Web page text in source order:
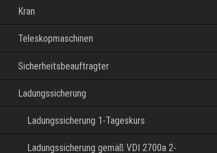
Kran
Teleskopmaschinen
Sicherheitsbeauftragter
Ladungssicherung
Ladungssicherung 1-Tageskurs
Ladungssicherung gemäß VDI 2700a 2-